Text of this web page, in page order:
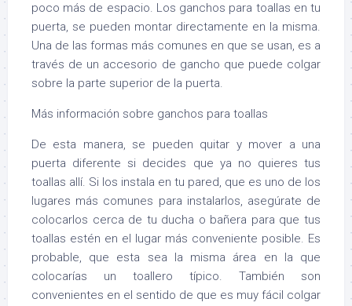
poco más de espacio. Los ganchos para toallas en tu
puerta, se pueden montar directamente en la misma.
Una de las formas más comunes en que se usan, es a
través de un accesorio de gancho que puede colgar
sobre la parte superior de la puerta.
Más información sobre ganchos para toallas
De esta manera, se pueden quitar y mover a una
puerta diferente si decides que ya no quieres tus
toallas allí. Si los instala en tu pared, que es uno de los
lugares más comunes para instalarlos, asegúrate de
colocarlos cerca de tu ducha o bañera para que tus
toallas estén en el lugar más conveniente posible. Es
probable, que esta sea la misma área en la que
colocarías un toallero típico. También son
convenientes en el sentido de que es muy fácil colgar